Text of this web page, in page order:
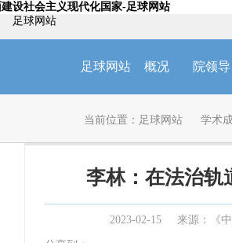
设社会主义现代化国家-足球网站
足球网站
足球网站 概况 院领导
当前位置： 足球网站 学术
李林：在法治轨
2023-02-15 来源：《